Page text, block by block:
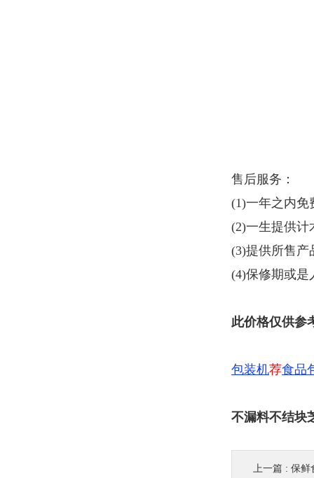
售后服务：
(1)一年之内免
(2)一生提供计
(3)提供所售产
(4)保修期或是
此价格仅供参
包装机荐食品
不漏料不结块
上一篇 : 保鲜